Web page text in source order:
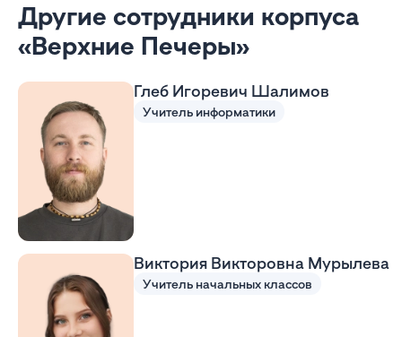
Другие сотрудники корпуса
«Верхние Печеры»
Глеб Игоревич Шалимов
Учитель информатики
Виктория Викторовна Мурылева
Учитель начальных классов